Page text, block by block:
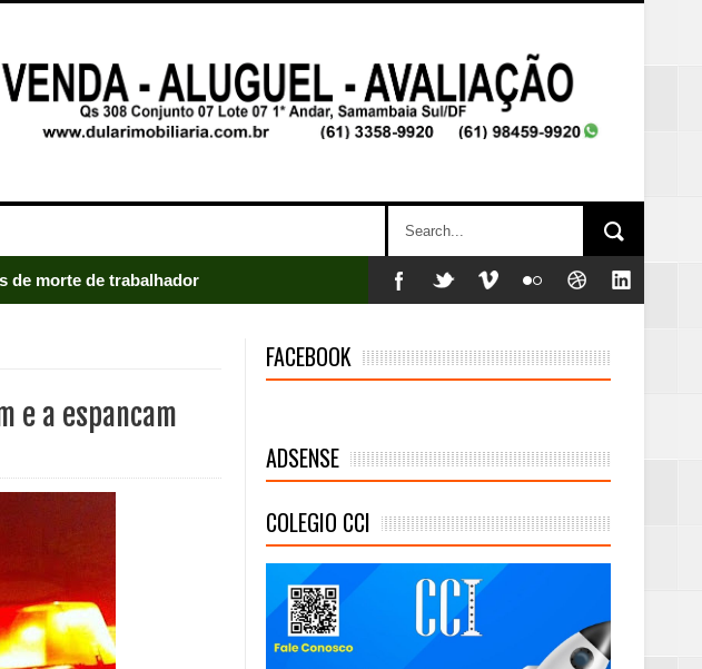
de morte de trabalhador
do DF
e a espancam
FACEBOOK
ADSENSE
COLEGIO CCI